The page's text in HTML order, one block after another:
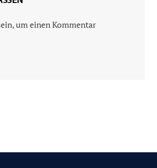
um einen Kommentar